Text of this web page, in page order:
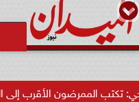
إلى الخطر.. شكرا وزير...